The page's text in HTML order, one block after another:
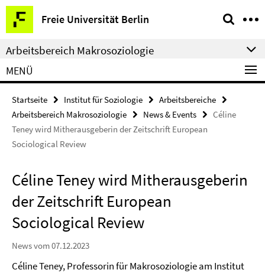
Springe
direkt
zu
Inhalt
Freie Universität Berlin
Service-
Navigation
Arbeitsbereich Makrosoziologie
MENÜ
Startseite Institut für Soziologie
Arbeitsbereiche
Arbeitsbereich Makrosoziologie
News & Events
Céline
Teney wird Mitherausgeberin der Zeitschrift European
Sociological Review
Céline Teney wird Mitherausgeberin
der Zeitschrift European
Sociological Review
News vom 07.12.2023
Céline Teney, Professorin für Makrosoziologie am Institut